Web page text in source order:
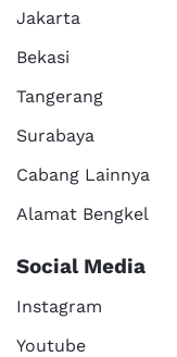
Jakarta
Bekasi
Tangerang
Surabaya
Cabang Lainnya
Alamat Bengkel
Social Media
Instagram
Youtube